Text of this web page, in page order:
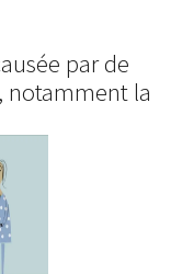
par de
notamment la